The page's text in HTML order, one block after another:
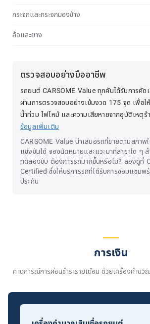
กระจกและกระจกมองข้าง
ล้อและยาง
ตรวจสอบอย่างมืออาชีพ
รถยนต์ CARSOME Value ทุกคันได้รับการคั
ผ่านการตรวจสอบอย่างเข้มงวด 175 จุด เพื่อใ
น้ำท่วม ไฟไหม้ และความเสียหายจากอุบัติเหตุร้
ข้อมูลเพิ่มเติม
CARSOME Value นำเสนอรถที่ขายตามสภาพ
แข่งขันได้ จองนัดหมายและแวะมาที่สาขาใด ๆ
ทดลองขับ ต้องการรถมากขึ้นหรือไม่? ลองดูที่
Certified ซึ่งให้บริการรถที่ได้รับการซ่อมแซมพ
ประกัน
การเงิน
คาดการณ์การผ่อนชำระรายเดือน ด้วยเครื่องคำนว